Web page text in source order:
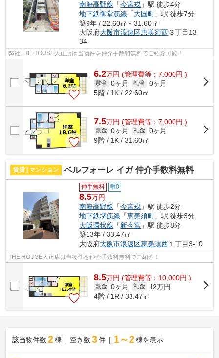
南海高野線 「今宮戎 」駅 徒歩4分
地下鉄御堂筋線 「大国町 」駅 徒歩7分
築9年 / 22.60㎡～31.60㎡
大阪府大阪市浪速区恵美須西３丁目13-
34
弊社THE HOUSE大正店は当物件を仲介手数料無料でご紹介可能！
6.2万円 (管理費等：7,000円 )
敷金 0ヶ月 礼金 0ヶ月
5階 / 1K / 22.60㎡
7.5万円 (管理費等：7,000円 )
敷金 0ヶ月 礼金 0ヶ月
9階 / 1K / 31.60㎡
賃貸 | マンション ベルフォーレ イガ 仲介手数料無料
仲手無料 敷0
8.5万円
南海高野線 「今宮戎 」駅 徒歩2分
地下鉄堺筋線 「恵美須町 」駅 徒歩3分
大阪環状線 「新今宮 」駅 徒歩8分
築13年 / 33.47㎡
大阪府大阪市浪速区恵美須西 １丁目3-10
THE HOUSE大正店は当物件を仲介手数料無料でご紹介！
8.5万円 (管理費等：10,000円 )
敷金 0ヶ月 礼金
12万円
4階 / 1R / 33.47㎡
該当物件数 2棟 空き数 3 件 1～2 棟を表示